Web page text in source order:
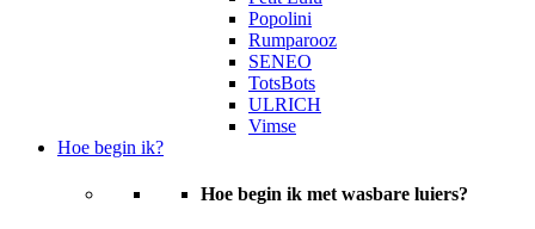
Popolini
Rumparooz
SENEO
TotsBots
ULRICH
Vimse
Hoe begin ik?
Hoe begin ik met wasbare luiers?